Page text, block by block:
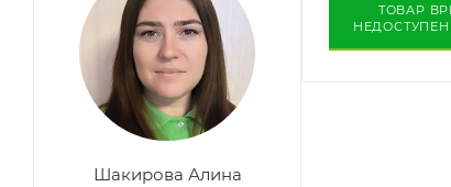
ТОВАР
Шакирова Алина